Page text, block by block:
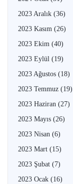
2023 Aralık (36)
2023 Kasım (26)
2023 Ekim (40)
2023 Eylül (19)
2023 Ağustos (18)
2023 Temmuz (19)
2023 Haziran (27)
2023 Mayıs (26)
2023 Nisan (6)
2023 Mart (15)
2023 Şubat (7)
2023 Ocak (16)